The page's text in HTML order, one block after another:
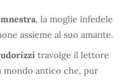
, la moglie infedele
assieme al suo amante.
travolge il lettore
mondo antico che, pur